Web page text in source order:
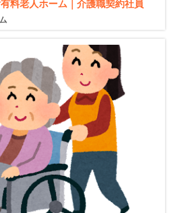
料老人ホーム｜介護職契約社員